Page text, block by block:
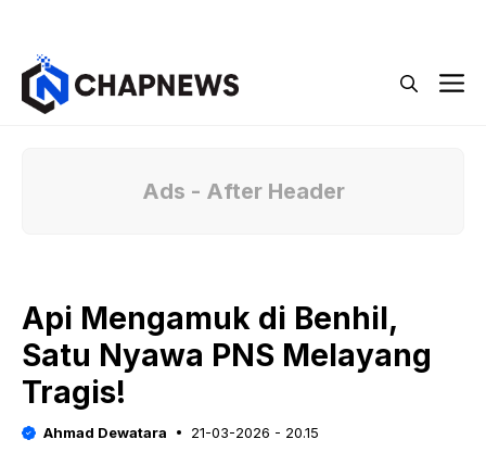
Ads - After Header
Api Mengamuk di Benhil,
Satu Nyawa PNS Melayang
Tragis!
Ahmad Dewatara 21-03-2026 - 20.15